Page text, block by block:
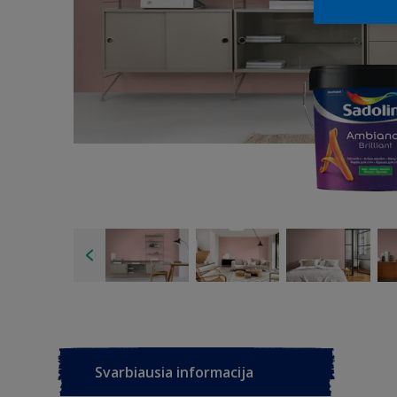
Svarbiausia informacija